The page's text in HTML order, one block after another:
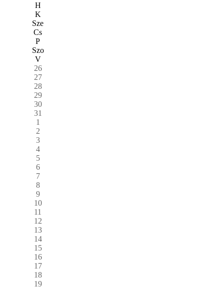
H
K
Sze
Cs
P
Szo
V
26
27
28
29
30
31
1
2
3
4
5
6
7
8
9
10
11
12
13
14
15
16
17
18
19